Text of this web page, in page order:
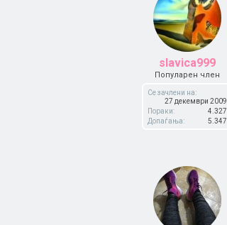
slavica999
Популарен член
Се зачлени на:
27 декември 2009
Пораки:
4.327
Допаѓања:
5.347